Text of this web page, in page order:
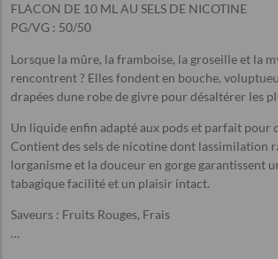
FLACON DE 10 ML AU SELS DE NICOTINE
PG/VG : 50/50
Lorsque la mûre, la framboise, la groseille et la
rencontrent ? Elles fondent en bouche,
drapées dune robe de givre pour désaltérer les
Un liquide enfin adapté aux pods et parfait pour
Contient des sels de nicotine dont lassimilation
lorganisme et la douceur en gorge garantissent
tabagique facilité et un plaisir intact.
Saveurs : Fruits Rouges, Frais
…